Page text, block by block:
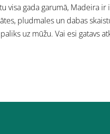
visa gada garumā, Madeira
pludmales un dabas
uz mūžu. Vai esi gatavs